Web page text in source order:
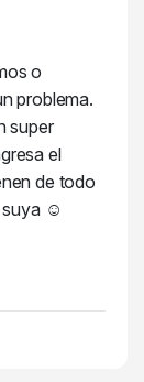
o
problema.
super
el
de todo
suya ☺️